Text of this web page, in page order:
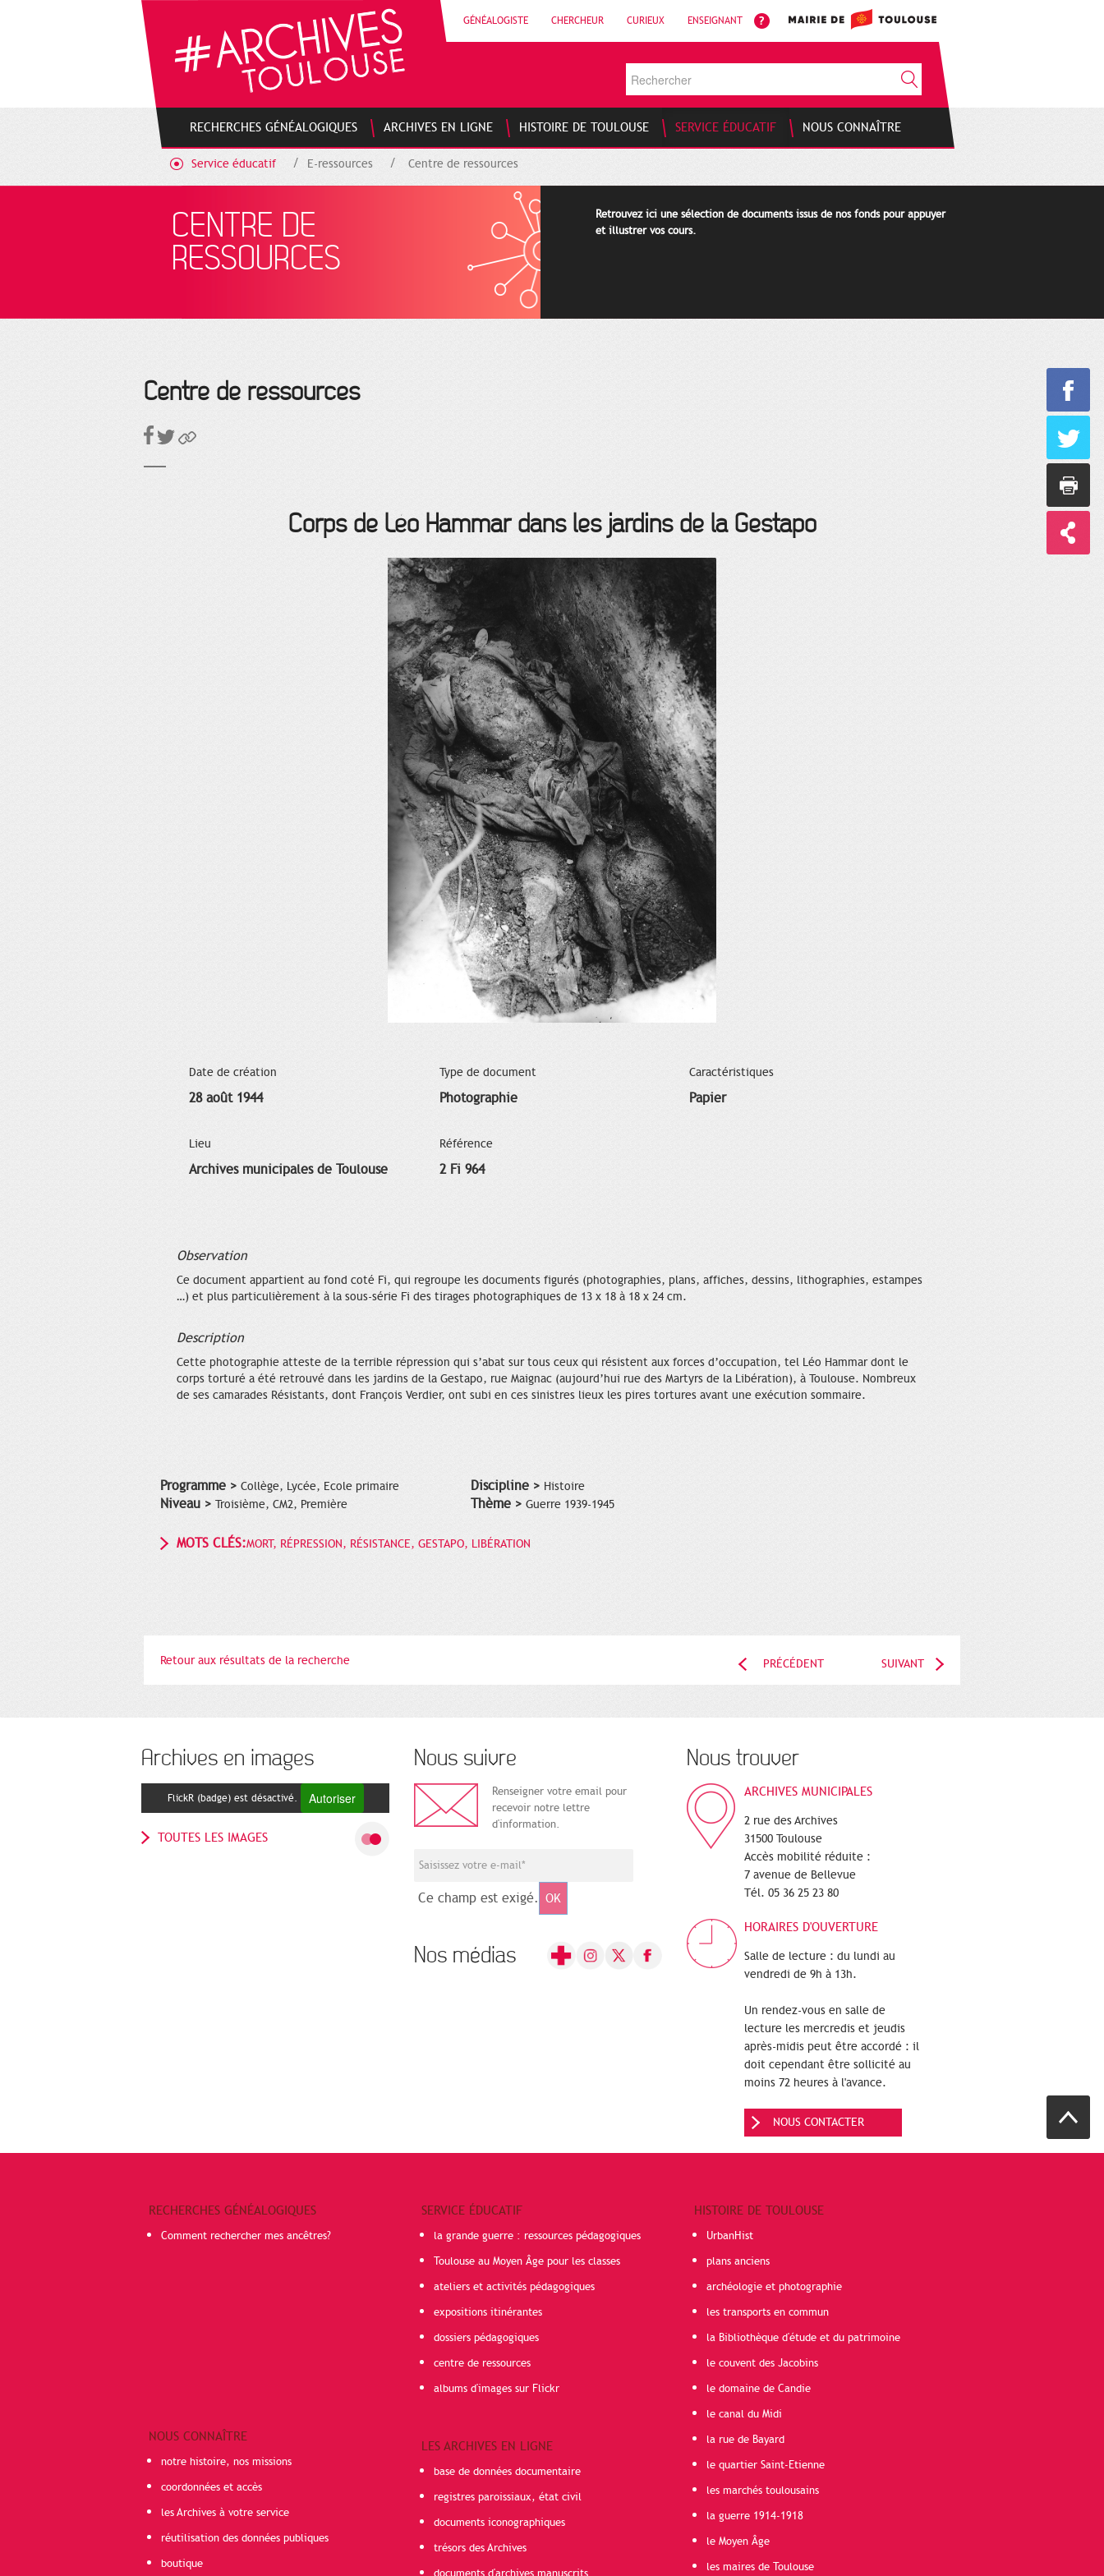
GÉNÉALOGISTE CHERCHEUR CURIEUX ENSEIGNANT
RECHERCHES GÉNÉALOGIQUES ARCHIVES EN LIGNE HISTOIRE DE TOULOUSE SERVICE ÉDUCATIF NOUS CONNAÎTRE
Service éducatif E-ressources Centre de ressources
CENTRE DE
RESSOURCES
Retrouvez ici une sélection de documents issus de nos fonds pour appuyer
et illustrer vos cours.
Centre de ressources
Corps de Léo Hammar dans les jardins de la Gestapo
Date de création
28 août 1944
Type de document
Photographie
Caractéristiques
Papier
Lieu
Archives municipales de Toulouse
Référence
2 Fi 964
Observation
Ce document appartient au fond coté Fi, qui regroupe les documents figurés (photographies, plans, affiches, dessins, lithographies, estampes
…) et plus particulièrement à la sous-série Fi des tirages photographiques de 13 x 18 à 18 x 24 cm.
Description
Cette photographie atteste de la terrible répression qui s’abat sur tous ceux qui résistent aux forces d’occupation, tel Léo Hammar dont le
corps torturé a été retrouvé dans les jardins de la Gestapo, rue Maignac (aujourd’hui rue des Martyrs de la Libération), à Toulouse. Nombreux
de ses camarades Résistants, dont François Verdier, ont subi en ces sinistres lieux les pires tortures avant une exécution sommaire.
Programme > Collège, Lycée, Ecole primaire
Niveau > Troisième, CM2, Première
Discipline > Histoire
Thème > Guerre 1939-1945
MOTS CLÉS:MORT, RÉPRESSION, RÉSISTANCE, GESTAPO, LIBÉRATION
Retour aux résultats de la recherche PRÉCÉDENT SUIVANT
Archives en images
FlickR (badge) est désactivé. Autoriser
TOUTES LES IMAGES
Nous suivre
Renseigner votre email pour
recevoir notre lettre
d'information.
Ce champ est exigé. OK
Nos médias
Nous trouver
ARCHIVES MUNICIPALES
2 rue des Archives
31500 Toulouse
Accès mobilité réduite :
7 avenue de Bellevue
Tél. 05 36 25 23 80
HORAIRES D'OUVERTURE
Salle de lecture : du lundi au
vendredi de 9h à 13h.
Un rendez-vous en salle de
lecture les mercredis et jeudis
après-midis peut être accordé : il
doit cependant être sollicité au
moins 72 heures à l'avance.
NOUS CONTACTER
RECHERCHES GÉNÉALOGIQUES
Comment rechercher mes ancêtres?
NOUS CONNAÎTRE
notre histoire, nos missions
coordonnées et accès
les Archives à votre service
réutilisation des données publiques
boutique
SERVICE ÉDUCATIF
la grande guerre : ressources pédagogiques
Toulouse au Moyen Âge pour les classes
ateliers et activités pédagogiques
expositions itinérantes
dossiers pédagogiques
centre de ressources
albums d'images sur Flickr
LES ARCHIVES EN LIGNE
base de données documentaire
registres paroissiaux, état civil
documents iconographiques
trésors des Archives
HISTOIRE DE TOULOUSE
UrbanHist
plans anciens
archéologie et photographie
les transports en commun
la Bibliothèque d'étude et du patrimoine
le couvent des Jacobins
le domaine de Candie
le canal du Midi
la rue de Bayard
le quartier Saint-Etienne
les marchés toulousains
la guerre 1914-1918
le Moyen Âge
les maires de Toulouse
Gestion de vos préférences sur les cookies